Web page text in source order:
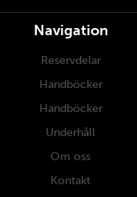
Navigation
Reservdelar
Handböcker
Handböcker
Underhåll
Om oss
Kontakt